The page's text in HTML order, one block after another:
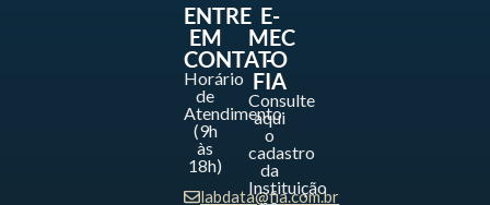
ENTRE
EM
CONTATO
Horário
de
Atendimento
(9h
às
18h)
labdata@fia.com.br
E-
MEC
-
FIA
Consulte
aqui
o
cadastro
da
Instituição